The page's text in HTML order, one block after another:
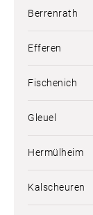
Berrenrath
Efferen
Fischenich
Gleuel
Hermülheim
Kalscheuren